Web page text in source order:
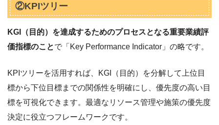
②KPIツリー
KGI（目的）を達成するためのプロセスとなる重要業績評
価指標のことで「Key Performance Indicator」の略です。
KPIツリーを活用すれば、KGI（目的）を分解して上位目
標から下位目標までの関係性を明確にし、優先度の高い目
標を可視化できます。最適なリソース管理や施策の優先度
決定に役立つフレームワークです。